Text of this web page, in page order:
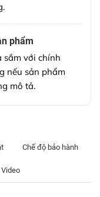
phẩm
sắm với chính
nếu sản phẩm
mô tả.
Chế độ bảo hành
Video